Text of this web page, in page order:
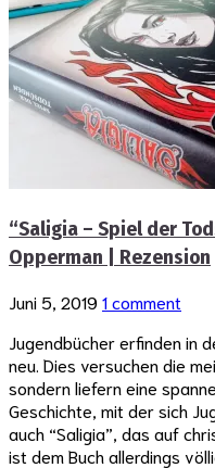
“Saligia – Spiel der
Opperman | Rezension
Juni 5, 2019 1 comment
Jugendbücher erfinden in
neu. Dies versuchen die
sondern liefern eine
Geschichte, mit der sich
auch “Saligia”, das auf
ist dem Buch allerdings